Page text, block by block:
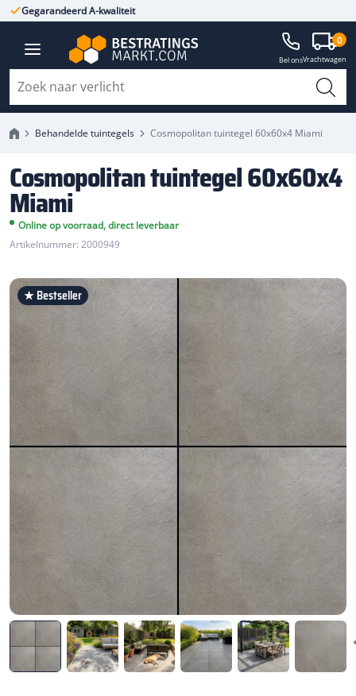
Gegarandeerd A-kwaliteit
Bel onsVrachtwagen
0
Behandelde tuintegels Cosmopolitan tuintegel 60x60x4 Miami
Cosmopolitan tuintegel 60x60x4
Miami
Online op voorraad, direct leverbaar
Artikelnummer: 2000949
★ Bestseller
Cosmopolitan tuintegel 60x60x4
Miami